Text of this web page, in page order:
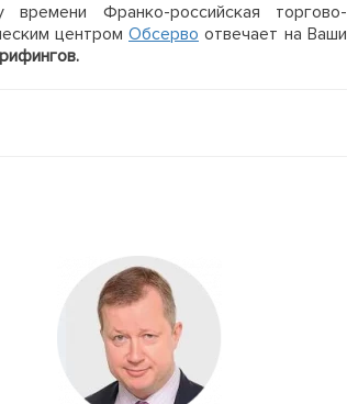
Франко-российская торгово-
центром Обсерво отвечает на Ваши